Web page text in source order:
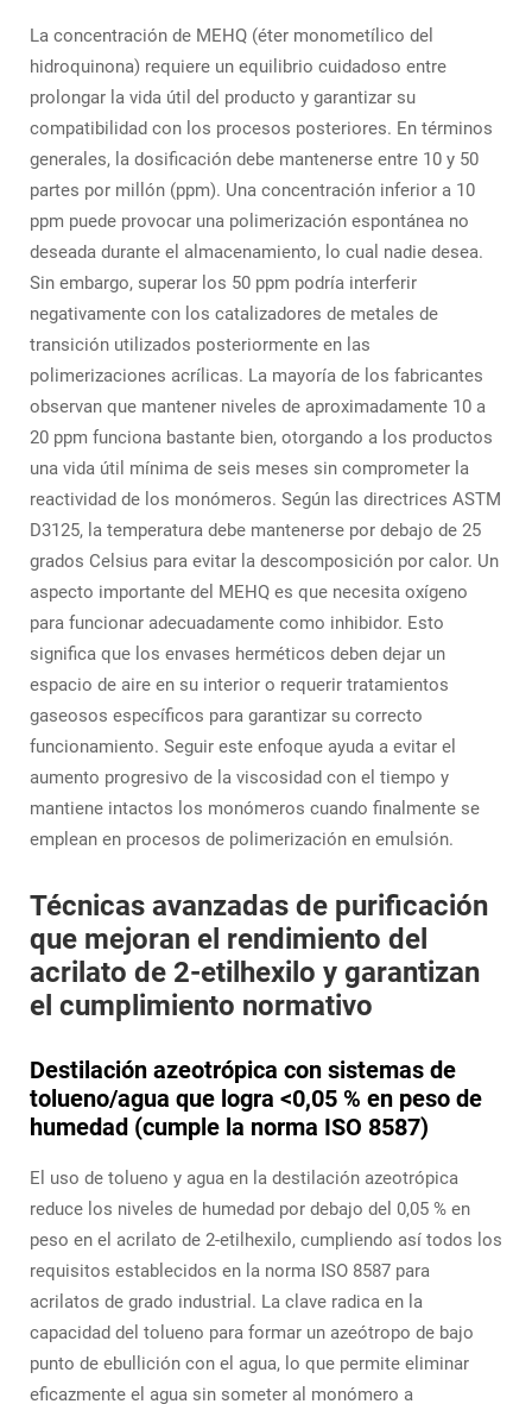
La concentración de MEHQ (éter monometílico del
hidroquinona) requiere un equilibrio cuidadoso entre
prolongar la vida útil del producto y garantizar su
compatibilidad con los procesos posteriores. En términos
generales, la dosificación debe mantenerse entre 10 y 50
partes por millón (ppm). Una concentración inferior a 10
ppm puede provocar una polimerización espontánea no
deseada durante el almacenamiento, lo cual nadie desea.
Sin embargo, superar los 50 ppm podría interferir
negativamente con los catalizadores de metales de
transición utilizados posteriormente en las
polimerizaciones acrílicas. La mayoría de los fabricantes
observan que mantener niveles de aproximadamente 10 a
20 ppm funciona bastante bien, otorgando a los productos
una vida útil mínima de seis meses sin comprometer la
reactividad de los monómeros. Según las directrices ASTM
D3125, la temperatura debe mantenerse por debajo de 25
grados Celsius para evitar la descomposición por calor. Un
aspecto importante del MEHQ es que necesita oxígeno
para funcionar adecuadamente como inhibidor. Esto
significa que los envases herméticos deben dejar un
espacio de aire en su interior o requerir tratamientos
gaseosos específicos para garantizar su correcto
funcionamiento. Seguir este enfoque ayuda a evitar el
aumento progresivo de la viscosidad con el tiempo y
mantiene intactos los monómeros cuando finalmente se
emplean en procesos de polimerización en emulsión.
Técnicas avanzadas de purificación
que mejoran el rendimiento del
acrilato de 2-etilhexilo y garantizan
el cumplimiento normativo
Destilación azeotrópica con sistemas de
tolueno/agua que logra <0,05 % en peso de
humedad (cumple la norma ISO 8587)
El uso de tolueno y agua en la destilación azeotrópica
reduce los niveles de humedad por debajo del 0,05 % en
peso en el acrilato de 2-etilhexilo, cumpliendo así todos los
requisitos establecidos en la norma ISO 8587 para
acrilatos de grado industrial. La clave radica en la
capacidad del tolueno para formar un azeótropo de bajo
punto de ebullición con el agua, lo que permite eliminar
eficazmente el agua sin someter al monómero a